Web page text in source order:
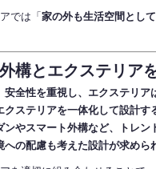
では「家の外も生活空間とし
構とエクステリア
安全性を重視し、エクステリア
クステリアを一体化して設計す
ンやスマート外構など、トレ
への配慮も考えた設計が求めら